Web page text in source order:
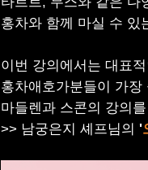
홍차와 함께 마실 수 있
이번 강의에서는 대표
홍차애호가분들이 가
마들렌과 스콘의 강의
>> 남궁은지 셰프님의 '